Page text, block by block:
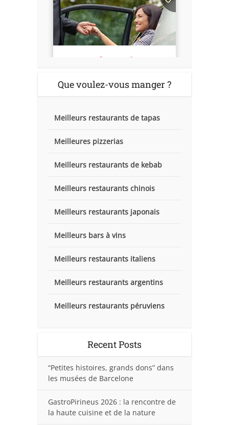
Que voulez-vous manger ?
Meilleurs restaurants de tapas
Meilleures pizzerias
Meilleurs restaurants de kebab
Meilleurs restaurants chinois
Meilleurs restaurants japonais
Meilleurs bars à vins
Meilleurs restaurants italiens
Meilleurs restaurants argentins
Meilleurs restaurants péruviens
Recent Posts
“Petites histoires, grands dons” dans
les musées de Barcelone
GastroPirineus 2026 : la rencontre de
la haute cuisine et de la nature